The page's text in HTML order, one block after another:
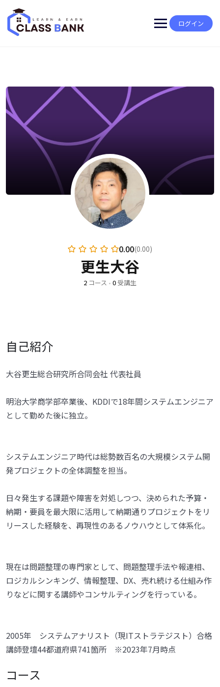
content
ログイン
0.00(0.00)
更生大谷
2 コース • 0 受講生
自己紹介
大谷更生総合研究所合同会社 代表社員
明治大学商学部卒業後、KDDIで18年間システムエンジニア
として勤めた後に独立。
システムエンジニア時代は総勢数百名の大規模システム開
発プロジェクトの全体調整を担当。
日々発生する課題や障害を対処しつつ、決められた予算・
納期・要員を最大限に活用して納期通りプロジェクトをリ
リースした経験を、再現性のあるノウハウとして体系化。
現在は問題整理の専門家として、問題整理手法や報連相、
ロジカルシンキング、情報整理、DX、売れ続ける仕組み作
りなどに関する講師やコンサルティングを行っている。
2005年 システムアナリスト（現ITストラテジスト）合格
講師登壇44都道府県741箇所 ※2023年7月時点
コース